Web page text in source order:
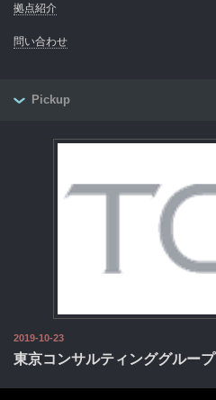
拠点紹介
問い合わせ
Pickup
2019-10-23
東京コンサルティンググループ